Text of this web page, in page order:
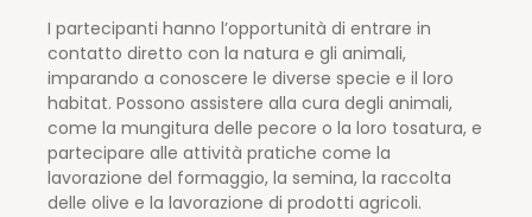
I partecipanti hanno l’opportunità di entrare in
contatto diretto con la natura e gli animali,
imparando a conoscere le diverse specie e il loro
habitat. Possono assistere alla cura degli animali,
come la mungitura delle pecore o la loro tosatura, e
partecipare alle attività pratiche come la
lavorazione del formaggio, la semina, la raccolta
delle olive e la lavorazione di prodotti agricoli.